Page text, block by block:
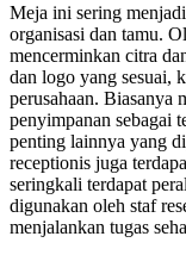
Meja ini sering
organisasi dan tamu.
mencerminkan citra
dan logo yang sesuai,
perusahaan. Biasanya
penyimpanan sebagai
penting lainnya yang
receptionis juga
seringkali terdapat
digunakan oleh staf
menjalankan tugas